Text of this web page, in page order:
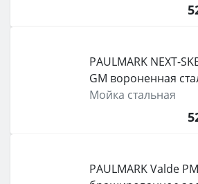
PAULMARK NEXT-
GM вороненная
Мойка стальная
PAULMARK Valde